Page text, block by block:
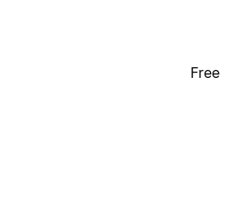
Free